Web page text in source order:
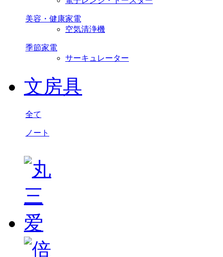
美容・健康家電
空気清浄機
季節家電
サーキュレーター
文房具
全て
ノート